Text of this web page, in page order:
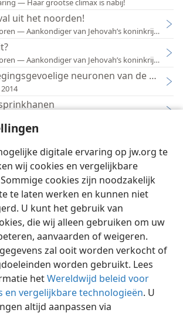
digitale ervaring op jw.org te
wij cookies en vergelijkbare
cookies zijn noodzakelijk
te laten werken en kunnen niet
U kunt het gebruik van
die wij alleen gebruiken om uw
aanvaarden of weigeren.
zal ooit worden verkocht of
worden gebruikt. Lees
hetWereldwijd beleid voor
en vergelijkbare technologieën. U
altijd aanpassen via
— Haar grootse climax is nabij!
uit het noorden!
— Aankondiger van Jehovah’s koninkrijk
— Aankondiger van Jehovah’s koninkrijk 2009
neuronen van de
wijze’ schepselen ons kunnen
— Aankondiger van Jehovah’s koninkrijk 1996
Instellingen
Tower Bible and Tract Society of Pennsylvania
Privacybeleid
Privacyinstellingen
Inloggen